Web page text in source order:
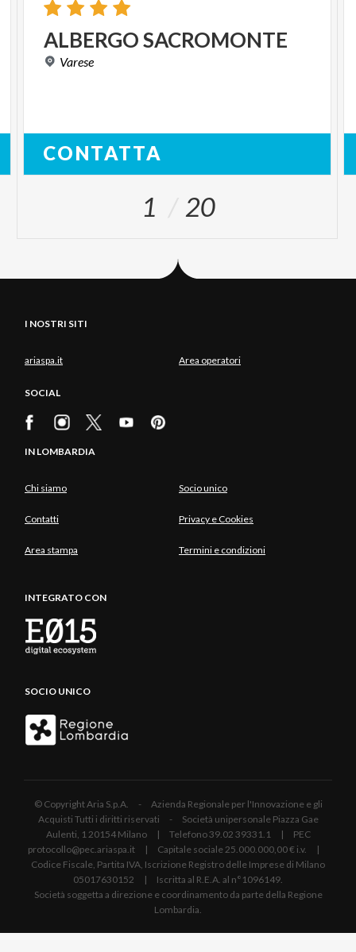
ALBERGOSACROMONTE
Varese
CONTATTA
1 20
I NOSTRI SITI
ariaspa.it Area operatori
SOCIAL
IN LOMBARDIA
Chi siamo Socio unico
Contatti Privacy e Cookies
Area stampa Termini e condizioni
INTEGRATO CON
SOCIO UNICO
© Copyright Aria S.p.A. - Azienda Regionale per l'Innovazione e gli
Acquisti Tutti i diritti riservati - Società unipersonale Piazza Gae
Aulenti, 1 20154 Milano | Telefono 39.02 39331.1 | PEC
protocollo@pec.ariaspa.it | Capitale sociale 25.000.000,00 € i.v. |
Codice Fiscale, Partita IVA, Iscrizione Registro delle Imprese di Milano
05017630152 | Iscritta al R.E.A. al n°1096149.
Società soggetta a direzione e coordinamento da parte della Regione
Lombardia.